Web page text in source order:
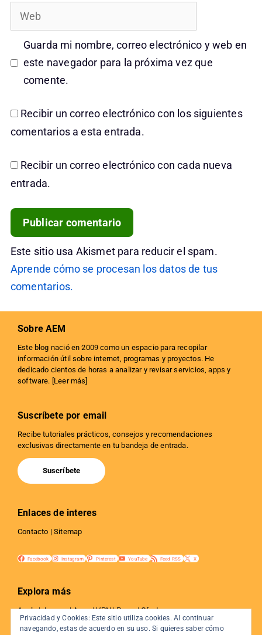
Web
Guarda mi nombre, correo electrónico y web en
este navegador para la próxima vez que
comente.
Recibir un correo electrónico con los siguientes
comentarios a esta entrada.
Recibir un correo electrónico con cada nueva
entrada.
Este sitio usa Akismet para reducir el spam.
Aprende cómo se procesan los datos de tus
comentarios.
Sobre AEM
Este blog nació en 2009 como un espacio para recopilar
información útil sobre internet, programas y proyectos. He
dedicado cientos de horas a analizar y revisar servicios, apps y
software. [ Leer más
Suscríbete por email
Recibe tutoriales prácticos, consejos y recomendaciones
exclusivas directamente en tu bandeja de entrada.
Suscríbete
Enlaces de interes
Contacto | Sitemap
Facebook Instagram Pinterest YouTube Feed RSS X
Explora más
Apple|Juegos|Apps|VPN|Proxy|Ofertas
Privacidad| Tutoriales|Web y SEO |Internet
Privacidad y Cookies: Este sitio utiliza cookies. Al continuar
navegando, estas de acuerdo en su uso. Si quieres saber cómo